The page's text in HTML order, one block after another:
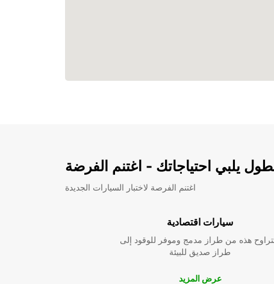
يلبي احتياجاتك - اغتنم الفرضة
اغتنم الفرصة لاختبار السيارات الجديدة
سيارات اقتصادية
هذه من طراز مدمج وموفر للوقود إلى
طراز صديق للبيئة
عرض المزيد